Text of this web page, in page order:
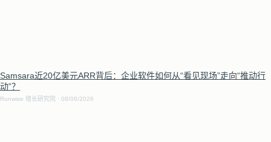
Samsara近20亿美元ARR背后：企业软件如何从“看见现场”走向“推动行
动”？
Runwise 增长研究院 08/06/2026